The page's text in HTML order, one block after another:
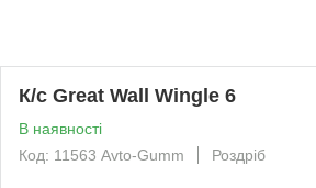
К/с Great Wall Wingle 6
В наявності
Код: 11563 Avto-Gumm
Роздріб